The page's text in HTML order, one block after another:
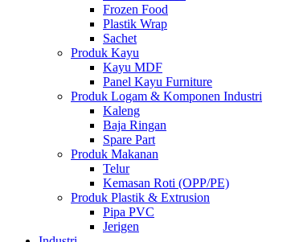
Frozen Food
Plastik Wrap
Sachet
Produk Kayu
Kayu MDF
Panel Kayu Furniture
Produk Logam & Komponen Industri
Kaleng
Baja Ringan
Spare Part
Produk Makanan
Telur
Kemasan Roti (OPP/PE)
Produk Plastik & Extrusion
Pipa PVC
Jerigen